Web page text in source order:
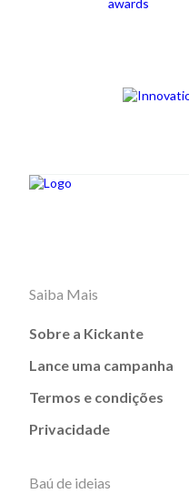
Saiba Mais
Sobre a Kickante
Lance uma campanha
Termos e condições
Privacidade
Baú de ideias